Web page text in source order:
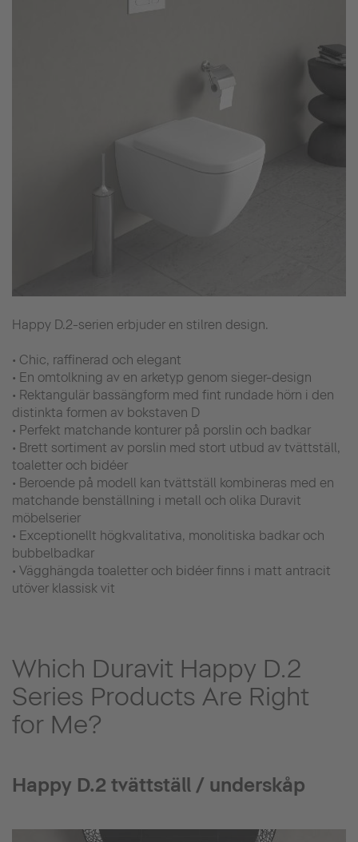
Happy D.2-serien erbjuder en stilren design.
• Chic, raffinerad och elegant
• En omtolkning av en arketyp genom sieger-design
• Rektangulär bassängform med fint rundade hörn i den
distinkta formen av bokstaven D
• Perfekt matchande konturer på porslin och badkar
• Brett sortiment av porslin med stort utbud av tvättställ,
toaletter och bidéer
• Beroende på modell kan tvättställ kombineras med en
matchande benställning i metall och olika Duravit
möbelserier
• Exceptionellt högkvalitativa, monolitiska badkar och
bubbelbadkar
• Vägghängda toaletter och bidéer finns i matt antracit
utöver klassisk vit
Which Duravit Happy D.2
Series Products Are Right
for Me?
Happy D.2 tvättställ / underskåp